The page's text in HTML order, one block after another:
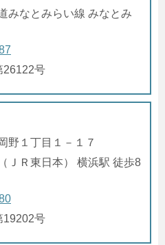
みなとみらい線 みなとみ
26122号
野１丁目１－１７
ＪＲ東日本） 横浜駅 徒歩8
19202号